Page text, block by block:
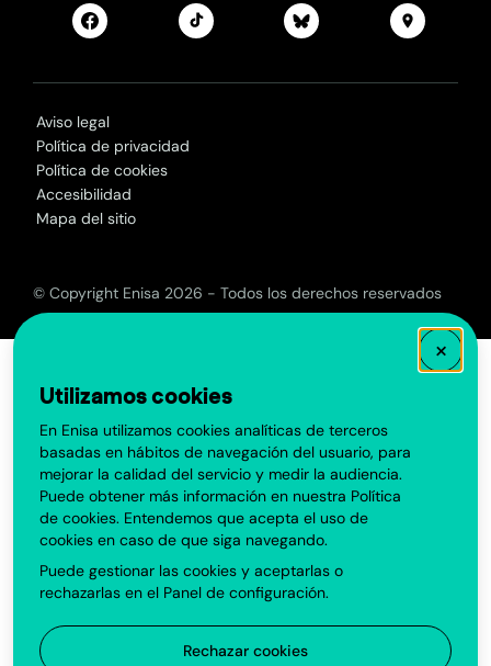
×
Utilizamos cookies
En Enisa utilizamos cookies analíticas de terceros
basadas en hábitos de navegación del usuario, para
mejorar la calidad del servicio y medir la audiencia.
Puede obtener más información en nuestra Política
de cookies. Entendemos que acepta el uso de
cookies en caso de que siga navegando.
Puede gestionar las cookies y aceptarlas o
rechazarlas en el Panel de configuración.
Rechazar cookies
Aviso legal
Política de privacidad
Política de cookies
Accesibilidad
Mapa del sitio
© Copyright Enisa 2026 - Todos los derechos reservados